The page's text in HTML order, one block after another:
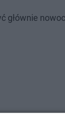
głównie